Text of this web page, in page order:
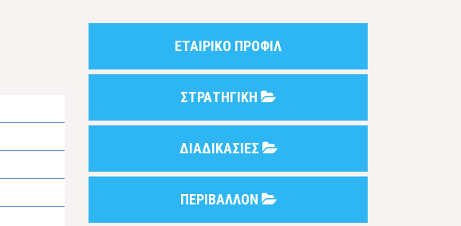
ΕΤΑΙΡΙΚΟ ΠΡΟΦΙΛ
ΣΤΡΑΤΗΓΙΚΗ
ΔΙΑΔΙΚΑΣΙΕΣ
ΠΕΡΙΒΑΛΛΟΝ